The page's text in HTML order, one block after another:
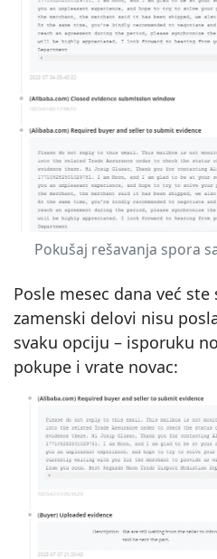
Pokušaj rešavanja spora
Posle mesec dana već
zamenski delovi nisu
svaku opciju – isporuku
pokupe i vrate novac: